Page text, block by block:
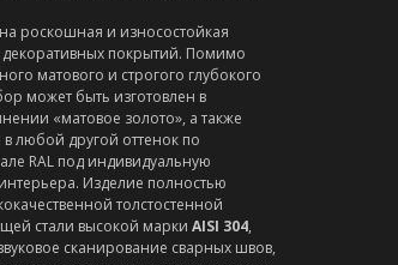
роскошная и износостойкая
покрытий. Помимо
матового и строгого глубокого
может быть изготовлен в
«матовое золото», а также
любой другой оттенок по
RAL под индивидуальную
Изделие полностью
толстостенной
стали высокой марки AISI 304,
сканирование сварных швов,